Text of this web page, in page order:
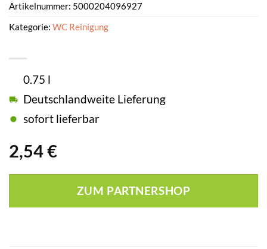
2,54€
0.75 l
Deutschlandweite Lieferung
sofort lieferbar
ZUM PARTNERSHOP
Artikelnummer: 5000204096927
Kategorie: WC Reinigung